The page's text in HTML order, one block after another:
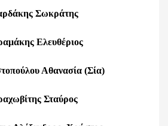
Σωκράτης
Ελευθέριος
Αθανασία (Σία)
Σταύρος